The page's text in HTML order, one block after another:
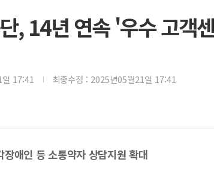
, 14년 연속 '우수 고객
17:41 최종수정 : 2025년05월21일 17:41
장애인 등 소통약자 상담지원 확대